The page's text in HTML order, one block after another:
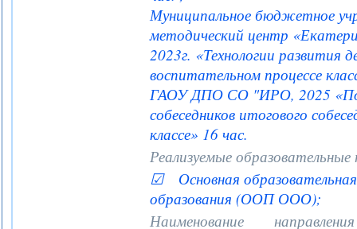
Муниципальное бюджетное
методический центр
2023г. «Технологии развития
воспитательном процессе
ГАОУ ДПО СО "ИРО, 2025
собеседников итогового
классе» 16 час.
Реализуемые
☑ Основная
образования (ООП ООО);
Наименование